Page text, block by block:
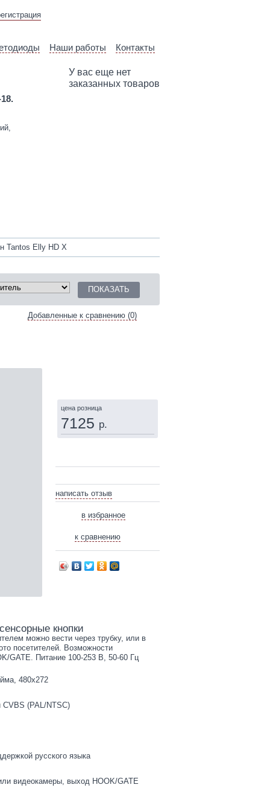
Наши работы Контакты
У вас еще нет
заказанных товаров
Tantos Elly HD X
Добавленные к сравнению (0)
цена розница
7125 р.
написать отзыв
в избранное
к сравнению
кнопки
можно вести через трубку, или в
посетителей. Возможности
GATE. Питание 100-253 В, 50-60 Гц
480x272
(PAL/NTSC)
русского языка
видеокамеры, выход HOOK/GATE